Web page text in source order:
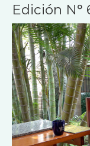
Edición N°